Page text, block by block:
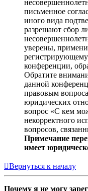
письменное
иного вида
разрешают сбор
уверены,
конференции,
Обратите
данной
правовым
юридических
вопрос «С кем
некорректного
вопросов,
Примечание
имеет
Вернуться к началу
Почему я не могу